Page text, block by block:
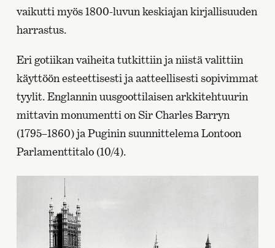
vaikutti myös 1800-luvun keskiajan kirjallisuuden
harrastus.
Eri gotiikan vaiheita tutkittiin ja niistä valittiin
käyttöön esteettisesti ja aatteellisesti sopivimmat
tyylit. Englannin uusgoottilaisen arkkitehtuurin
mittavin monumentti on Sir Charles Barryn
(1795–1860) ja Puginin suunnittelema Lontoon
Parlamenttitalo (10/4).